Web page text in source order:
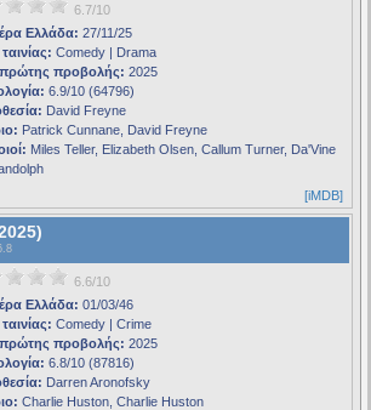
6.7/10
Ελλάδα: 27/11/25
Comedy | Drama
προβολής: 2025
6.9/10 (64796)
David Freyne
Patrick Cunnane, David Freyne
Miles Teller, Elizabeth Olsen, Callum Turner, Da'Vine
[iMDB]
6.6/10
Ελλάδα: 01/03/46
Comedy | Crime
προβολής: 2025
6.8/10 (87816)
Darren Aronofsky
Charlie Huston, Charlie Huston